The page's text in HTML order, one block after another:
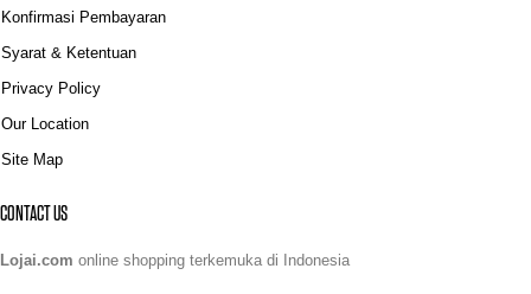
Konfirmasi Pembayaran
Syarat & Ketentuan
Privacy Policy
Our Location
Site Map
CONTACT US
Lojai.com online shopping terkemuka di Indonesia